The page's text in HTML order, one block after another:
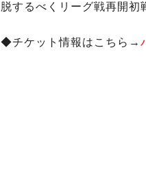
脱するべくリーグ戦再開初
◆チケット情報はこちら→